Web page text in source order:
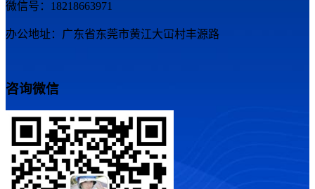
微信号：18218663971
办公地址：广东省东莞市黄江大冚村丰源路
咨询微信